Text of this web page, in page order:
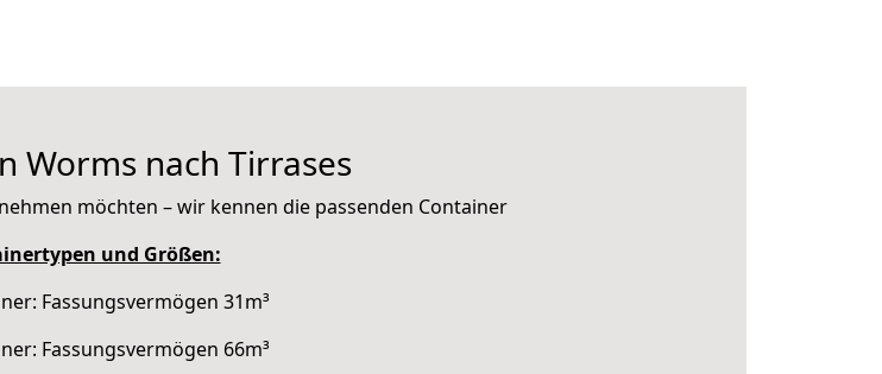
Worms nach Tirrases
möchten – wir kennen die passenden Container
und Größen:
Fassungsvermögen 31m³
Fassungsvermögen 66m³